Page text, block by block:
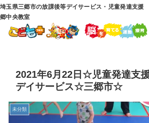
埼玉県三郷市の放課後等デイサービス・児童発達支
郷中央教室
2021年6月22日☆児童発達支
デイサービス☆三郷市☆
未分類